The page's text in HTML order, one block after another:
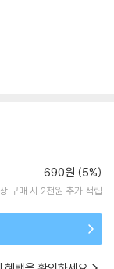
690원 (5%)
구매 시 2천원 추가 적립